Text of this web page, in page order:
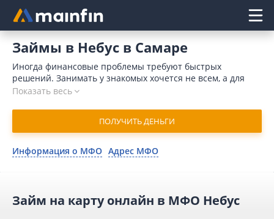
Главное меню
Займы в Небус в Самаре
Иногда финансовые проблемы требуют быстрых
решений. Занимать у знакомых хочется не всем, а для
обращения в банк требуется время и значительный
может послужить плохая кредитная история. Отличным
выходом является микрокредит в Небус онлайн в Самаре.
В 2026 году для отправки запроса понадобится немного
времени. Микрофинансовая организация принимает
решение в течение 15 минут и переводит деньги на
Показать весь
ПОЛУЧИТЬ ДЕНЬГИ
Информация о МФО Адрес МФО
Займ на карту онлайн в МФО Небус